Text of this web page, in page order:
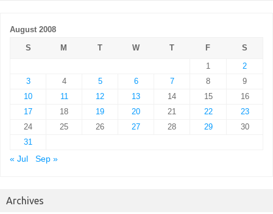
August 2008
S
M T W T F
S
1
2
3
4 5 6 7 8
9
10
11 12 13 14 15
16
17
18 19 20 21 22
23
24
25 26 27 28 29
30
31
« Jul
Sep »
Archives